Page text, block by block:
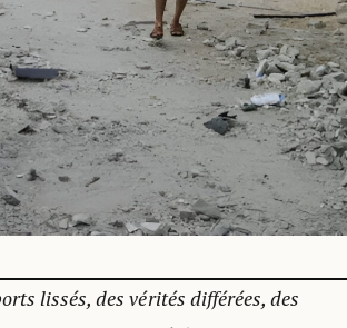
lissés, des vérités différées, des